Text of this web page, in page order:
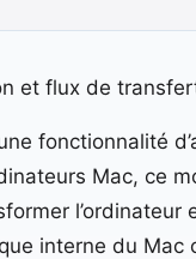
et flux de
fonctionnalité
Mac, ce
interne du